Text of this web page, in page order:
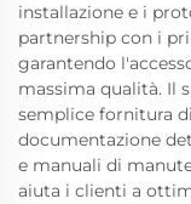
installazione e i
partnership con i
garantendo
massima qualità. Il
semplice fornitura
documentazione
e manuali di
aiuta i clienti a